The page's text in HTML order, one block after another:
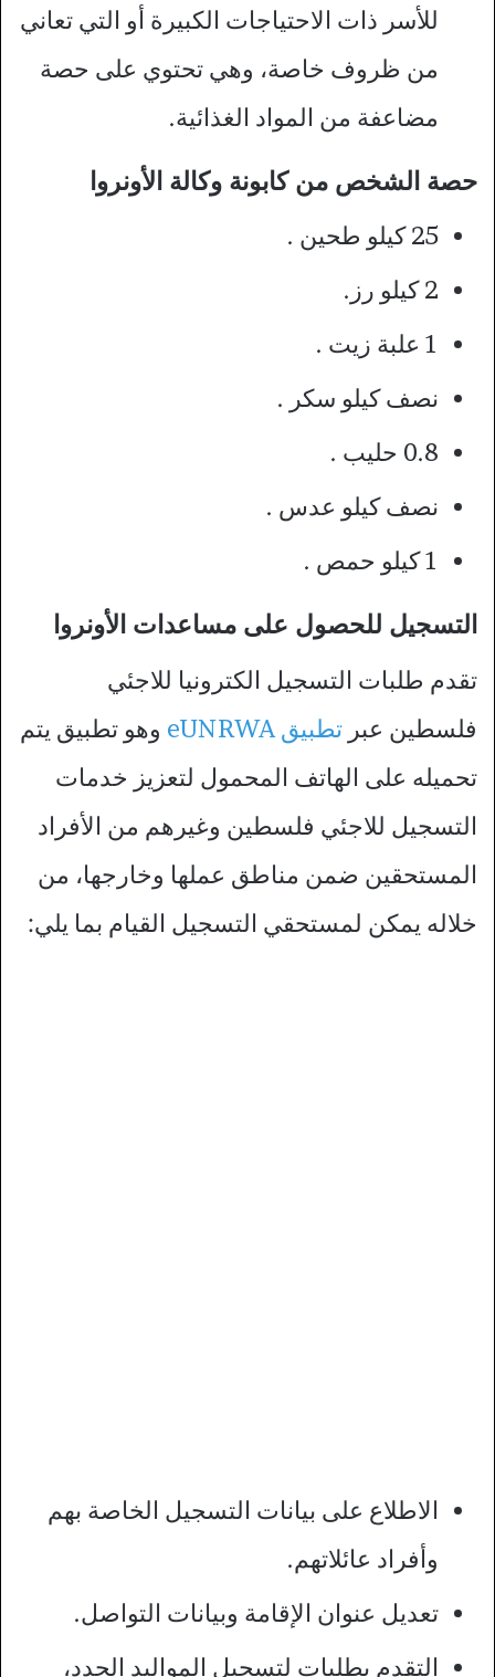
للأسر ذات الاحتياجات الكبيرة أو التي تعاني
من ظروف خاصة، وهي تحتوي على حصة
مضاعفة من المواد الغذائية.
حصة الشخص من كابونة وكالة الأونروا
25 كيلو طحين .
2 كيلو رز.
1 علبة زيت .
نصف كيلو سكر .
0.8 حليب .
نصف كيلو عدس .
1 كيلو حمص .
التسجيل للحصول على مساعدات الأونروا
تقدم طلبات التسجيل الكترونيا للاجئي
فلسطين عبر تطبيق eUNRWA
وهو تطبيق يتم
تحميله على الهاتف المحمول لتعزيز خدمات
التسجيل للاجئي فلسطين وغيرهم من الأفراد
المستحقين ضمن مناطق عملها وخارجها، من
خلاله يمكن لمستحقي التسجيل القيام بما يلي:
الاطلاع على بيانات التسجيل الخاصة بهم
وأفراد عائلاتهم.
تعديل عنوان الإقامة وبيانات التواصل.
التقدم بطلبات لتسجيل المواليد الجدد،